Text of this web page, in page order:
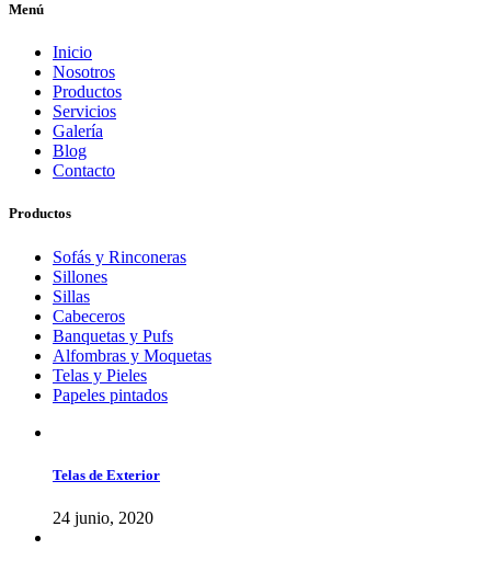
Menú
Inicio
Nosotros
Productos
Servicios
Galería
Blog
Contacto
Productos
Sofás y Rinconeras
Sillones
Sillas
Cabeceros
Banquetas y Pufs
Alfombras y Moquetas
Telas y Pieles
Papeles pintados
Telas de Exterior
24 junio, 2020